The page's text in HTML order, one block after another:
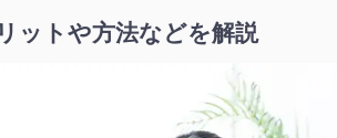
ットや方法などを解説